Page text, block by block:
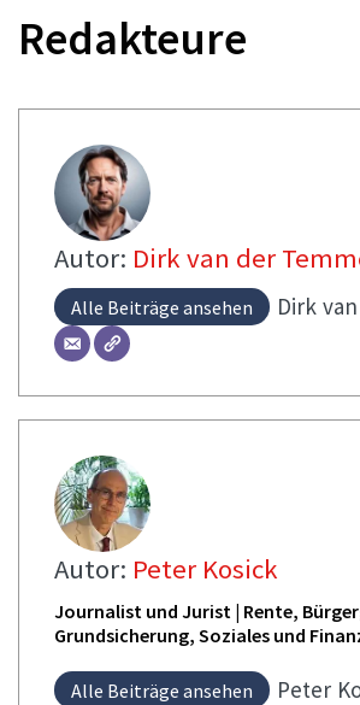
Redakteure
Autor: Dirk van der
Alle Beiträge ansehen Dirk
Autor: Peter Kosick
Journalist und Jurist | Rente,
Grundsicherung, Soziales und
Alle Beiträge ansehen Peter